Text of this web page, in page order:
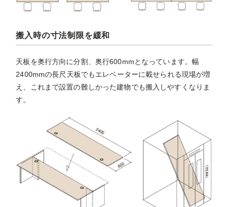
搬入時の寸法制限を緩和
天板を奥行方向に分割、奥行600mmとなっています。幅
2400mmの長尺天板でもエレベーターに載せられる現場が増
え、これまで設置の難しかった建物でも搬入しやすくなりま
す。